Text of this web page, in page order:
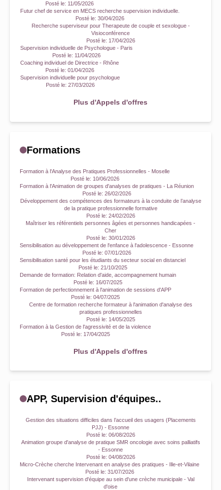
Posté le: 11/05/2026
Futur chef de service en MECS recherche supervision individuelle.
Posté le: 30/04/2026
Recherche superviseur pour Therapeute de couple et sexologue -
Visioconférence
Posté le: 17/04/2026
Supervision individuelle de Psychologue - Paris
Posté le: 11/04/2026
Coaching individuel de Directrice - Rhône
Posté le: 01/04/2026
Supervision individuelle pour psychologue
Posté le: 27/03/2026
Plus d'Appels d'offres
Formations
Formation à l'Analyse des Pratiques Professionnelles - Moselle
Posté le: 10/06/2026
Formation à l'Animation de groupes d'analyses de pratiques - La Réunion
Posté le: 26/02/2026
Développement des compétences des formateurs à la conduite de l’analyse
de la pratique professionnelle formative
Posté le: 24/02/2026
Maîtriser les référentiels personnes âgées et personnes handicapées -
Cher
Posté le: 30/01/2026
Sensibilisation au développement de l'enfance à l'adolescence - Essonne
Posté le: 07/01/2026
Sensibilisation santé pour les étudiants du secteur social en distanciel
Posté le: 21/10/2025
Demande de formation: Relation d'aide, accompagnement humain
Posté le: 16/07/2025
Formation de perfectionnement à l'animation de sessions d'APP
Posté le: 04/07/2025
Centre de formation recherche formateur à l'animation d'analyse des
pratiques professionnelles
Posté le: 14/05/2025
Formation à la Gestion de l'agressivité et de la violence
Posté le: 17/04/2025
Plus d'Appels d'offres
APP, Supervision d'équipes..
Gestion des situations difficiles dans l’accueil des usagers (Placements
PJJ) - Essonne
Posté le: 06/08/2026
Animation groupe d'analyse de pratique SMR oncologie avec soins palliatifs
- Essonne
Posté le: 04/08/2026
Micro-Crèche cherche Intervenant en analyse des pratiques - Ille-et-Vilaine
Posté le: 31/07/2026
Intervenant supervision d'équipe au sein d'une crèche municipale - Val
d'oise